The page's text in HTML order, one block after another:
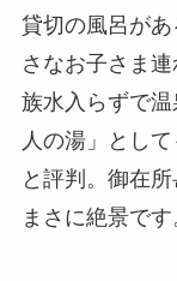
貸切の風呂が
さなお子さま
族水入らずで
人の湯」とし
と評判。御在
まさに絶景です